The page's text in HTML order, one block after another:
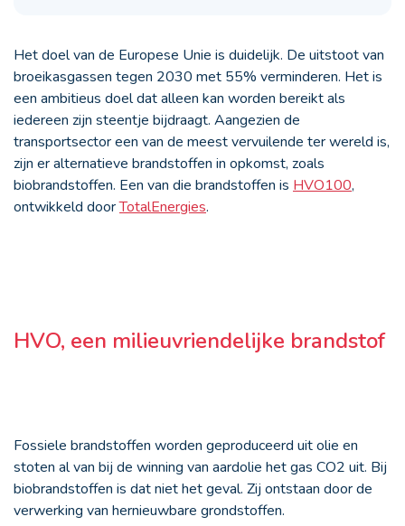
Het doel van de Europese Unie is duidelijk. De uitstoot van
broeikasgassen tegen 2030 met 55% verminderen. Het is
een ambitieus doel dat alleen kan worden bereikt als
iedereen zijn steentje bijdraagt. Aangezien de
transportsector een van de meest vervuilende ter wereld is,
zijn er alternatieve brandstoffen in opkomst, zoals
biobrandstoffen. Een van die brandstoffen is HVO100,
ontwikkeld doorTotalEnergies.
HVO, een milieuvriendelijke brandstof
Fossiele brandstoffen worden geproduceerd uit olie en
stoten al van bij de winning van aardolie het gas CO2 uit. Bij
biobrandstoffen is dat niet het geval. Zij ontstaan door de
verwerking van hernieuwbare grondstoffen.